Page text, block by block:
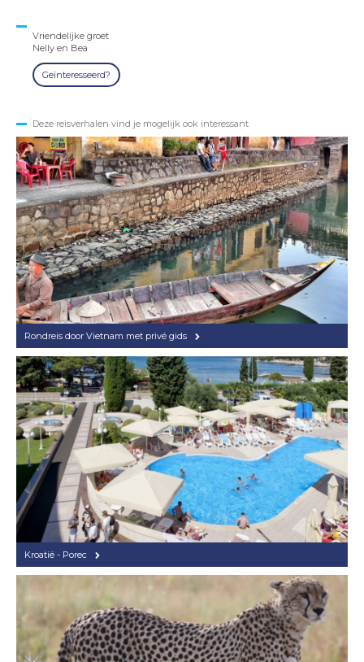
Vriendelijke groet
Nelly en Bea
Geïnteresseerd?
Deze reisverhalen vind je mogelijk ook interessant
Rondreis door Vietnam met privé gids
Kroatië - Porec